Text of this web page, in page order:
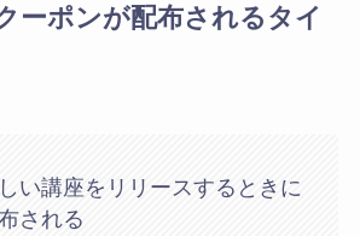
ーポンが配布されるタイ
い講座をリリースするときに
される